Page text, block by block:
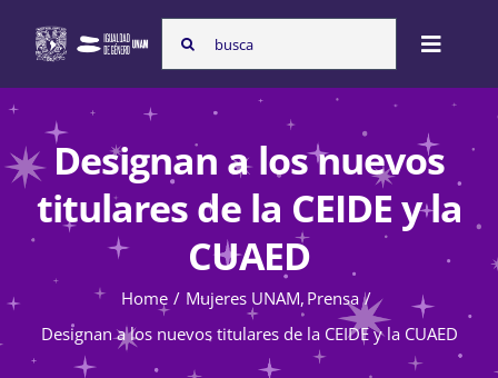
content
Search
for:
Toggle
Nosotras
Programas
Designan a los nuevos
titulares de la CEIDE y la
CUAED
Home Mujeres UNAM Prensa
Designan a los nuevos titulares de la CEIDE y la CUAED